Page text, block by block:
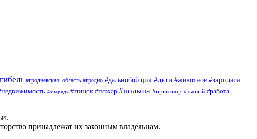
#гродненская_область #гродно #дальнобойщик #дети #животное #зарплата
#очередь #пинск #пожар #польша #приговор #пьяный #работа
принадлежат их законным владельцам.